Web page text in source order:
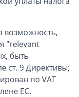
возможность,
"relevant
быть
ст. 9 Директивы;
по VAT
ЕС.